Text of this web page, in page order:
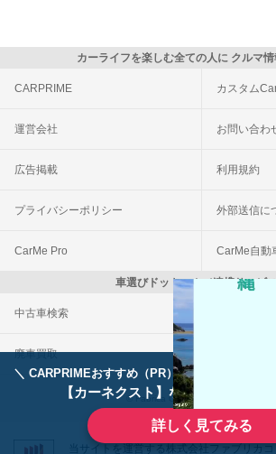
＼ CARPRIMEおすすめ（PR） ／
【カーネクスト】ならどんなクル
詳しく見てみる
カーライフを楽しむ全ての人に クルマ
CARPRIME カスタム
運営会社 お問い合わ
広告掲載 利用規約
プライバシーポリシー 外部送信に
CarMe Pro CarMe自動
車選びドットコム（連携サービ
中古車検索
廃車買取
© Fabrica Communications Co., LTD.
当サイトを運営する株式会社ファブリカコ